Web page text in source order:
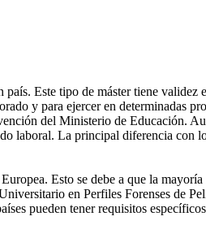
Este tipo de máster tiene
y para ejercer en determinadas
del Ministerio de Educación.
laboral. La principal diferencia con
Esto se debe a que la mayoría
en Perfiles Forenses de
pueden tener requisitos